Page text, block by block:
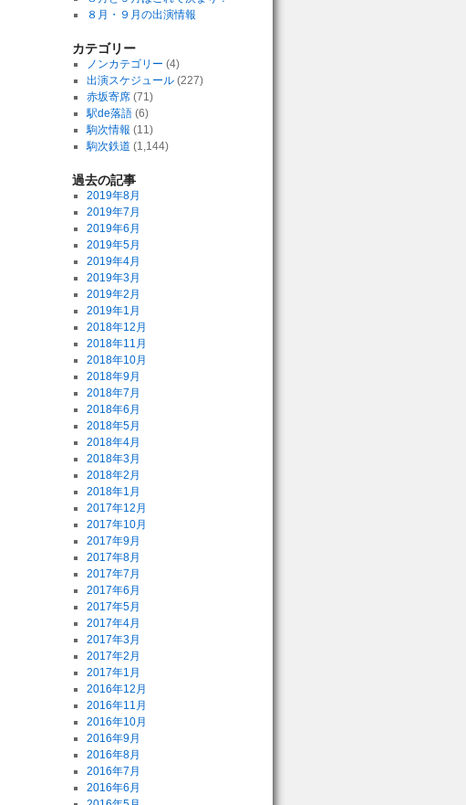
８月・９月の出演情報
カテゴリー
ノンカテゴリー (4)
出演スケジュール(227)
赤坂寄席(71)
駅de落語(6)
駒次情報 (11)
駒次鉄道 (1,144)
過去の記事
2019年8月
2019年7月
2019年6月
2019年5月
2019年4月
2019年3月
2019年2月
2019年1月
2018年12月
2018年11月
2018年10月
2018年9月
2018年7月
2018年6月
2018年5月
2018年4月
2018年3月
2018年2月
2018年1月
2017年12月
2017年10月
2017年9月
2017年8月
2017年7月
2017年6月
2017年5月
2017年4月
2017年3月
2017年2月
2017年1月
2016年12月
2016年11月
2016年10月
2016年9月
2016年8月
2016年7月
2016年6月